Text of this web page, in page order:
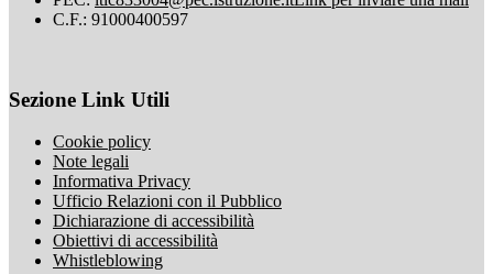
C.F.: 91000400597
Sezione Link Utili
Cookie policy
Note legali
Informativa Privacy
Ufficio Relazioni con il Pubblico
Dichiarazione di accessibilità
Obiettivi di accessibilità
Whistleblowing